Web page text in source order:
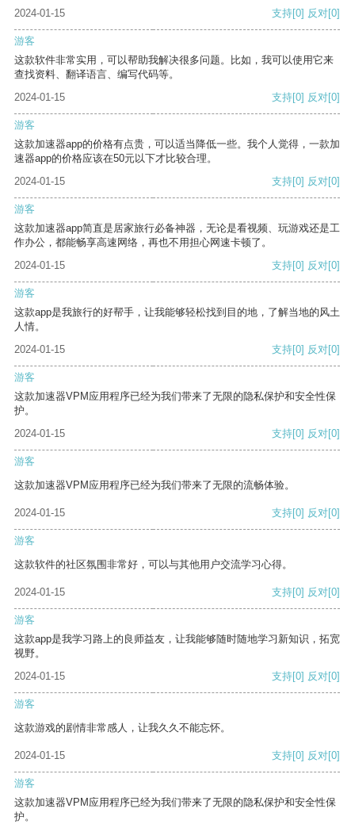
2024-01-15 支持[0] 反对[0]
游客
这款软件非常实用，可以帮助我解决很多问题。比如，我可以使用它来
查找资料、翻译语言、编写代码等。
2024-01-15
支持[0] 反对[0]
游客
这款加速器app的价格有点贵，可以适当降低一些。我个人觉得，一款加
速器app的价格应该在50元以下才比较合理。
2024-01-15
支持[0] 反对[0]
游客
这款加速器app简直是居家旅行必备神器，无论是看视频、玩游戏还是工
作办公，都能畅享高速网络，再也不用担心网速卡顿了。
2024-01-15
支持[0] 反对[0]
游客
这款app是我旅行的好帮手，让我能够轻松找到目的地，了解当地的风土
人情。
2024-01-15
支持[0] 反对[0]
游客
这款加速器VPM应用程序已经为我们带来了无限的隐私保护和安全性保
护。
2024-01-15
支持[0] 反对[0]
游客
这款加速器VPM应用程序已经为我们带来了无限的流畅体验。
2024-01-15 支持[0] 反对[0]
游客
这款软件的社区氛围非常好，可以与其他用户交流学习心得。
2024-01-15 支持[0] 反对[0]
游客
这款app是我学习路上的良师益友，让我能够随时随地学习新知识，拓宽
视野。
2024-01-15
支持[0] 反对[0]
游客
这款游戏的剧情非常感人，让我久久不能忘怀。
2024-01-15 支持[0] 反对[0]
游客
这款加速器VPM应用程序已经为我们带来了无限的隐私保护和安全性保
护。